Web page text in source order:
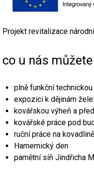
Projekt revitalizace
co u nás
plně funkční
expozici k dějinám
kovářskou výheň a
kovářské práce pod
ruční práce na kovadlině
Hamernický den
pamětní síň Jindřicha